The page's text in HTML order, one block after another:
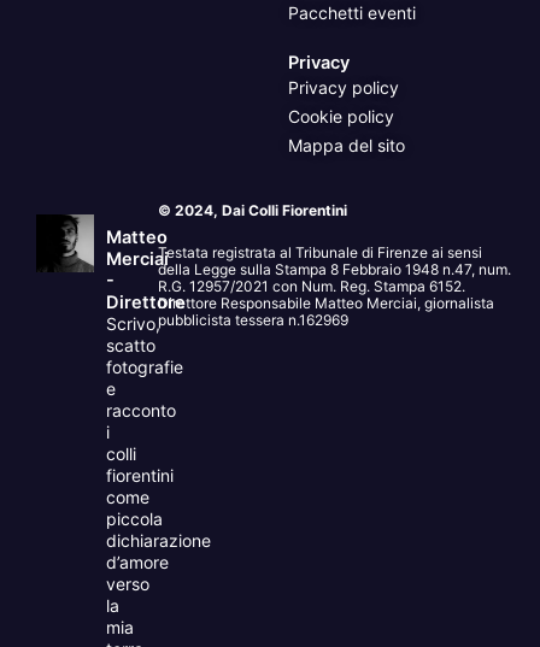
Pacchetti eventi
Privacy
Privacy policy
Cookie policy
Mappa del sito
Matteo
Merciai
-
Direttore
Scrivo,
scatto
fotografie
e
racconto
i
colli
fiorentini
come
piccola
dichiarazione
d’amore
verso
la
mia
© 2024, Dai Colli Fiorentini
Testata registrata al Tribunale di Firenze ai sensi
della Legge sulla Stampa 8 Febbraio 1948 n.47, num.
R.G. 12957/2021 con Num. Reg. Stampa 6152.
Direttore Responsabile Matteo Merciai, giornalista
pubblicista tessera n.162969